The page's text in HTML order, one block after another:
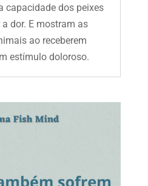
capacidade dos peixes
dor. E mostram as
ao receberem
estímulo doloroso.